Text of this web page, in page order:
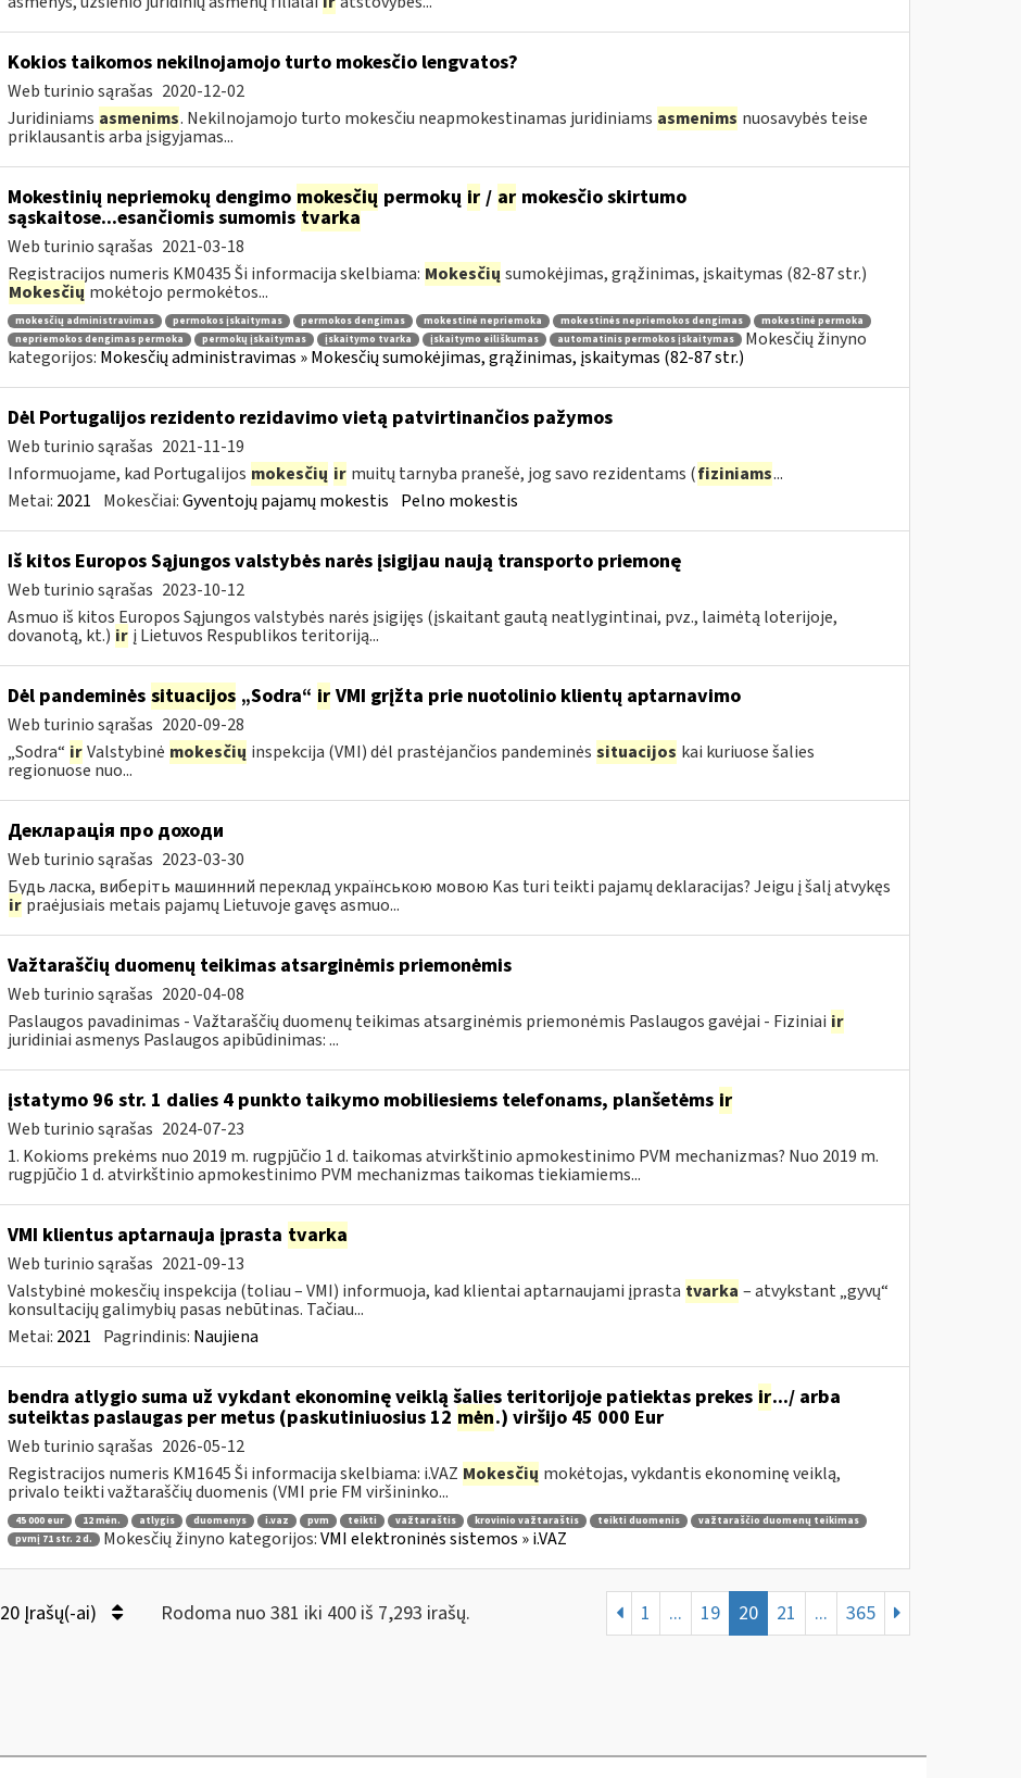
Kokios taikomos nekilnojamojo turto mokesčio lengvatos?
Web turinio sąrašas 2020-12-02
Juridiniams asmenims. Nekilnojamojo turto mokesčiu neapmokestinamas juridiniams asmenims nuosavybės teise
priklausantis arba įsigyjamas...
Mokestinių nepriemokų dengimo mokesčių permokų ir/ armokesčio skirtumo
sąskaitose...esančiomis sumomistvarka
Web turinio sąrašas 2021-03-18
Registracijos numeris KM0435 Ši informacija skelbiama: Mokesčių sumokėjimas, grąžinimas, įskaitymas (82-87 str.)
Mokesčių mokėtojo permokėtos...
mokesčių administravimas permokos įskaitymas permokos dengimas mokestinė nepriemoka mokestinės nepriemokos dengimas
mokestinė permoka
nepriemokos dengimas permoka
permokų įskaitymas įskaitymo tvarka įskaitymo eiliškumas automatinis permokos įskaitymas
Mokesčių žinyno
kategorijos: Mokesčių administravimas » Mokesčių sumokėjimas, grąžinimas, įskaitymas (82-87 str.)
Dėl Portugalijos rezidento rezidavimo vietą patvirtinančios pažymos
Web turinio sąrašas 2021-11-19
Informuojame, kad Portugalijos mokesčių ir muitų tarnyba pranešė, jog savo rezidentams (fiziniams...
Metai: 2021 Mokesčiai:Gyventojų pajamų mokestis Pelno mokestis
Iš kitos Europos Sąjungos valstybės narės įsigijau naują transporto priemonę
Web turinio sąrašas 2023-10-12
Asmuo iš kitos Europos Sąjungos valstybės narės įsigijęs (įskaitant gautą neatlygintinai, pvz., laimėtą loterijoje,
dovanotą, kt.) ir į Lietuvos Respublikos teritoriją...
Dėl pandeminės situacijos „Sodra“ irVMI grįžta prie nuotolinio klientų aptarnavimo
Web turinio sąrašas 2020-09-28
„Sodra“ ir Valstybinė mokesčių inspekcija (VMI) dėl prastėjančios pandeminės situacijos kai kuriuose šalies
regionuose nuo...
Декларація про доходи
Web turinio sąrašas 2023-03-30
Будь ласка, виберіть машинний переклад українською мовою Kas turi teikti pajamų deklaracijas? Jeigu į šalį atvykęs
ir praėjusiais metais pajamų Lietuvoje gavęs asmuo...
Važtaraščių duomenų teikimas atsarginėmis priemonėmis
Web turinio sąrašas 2020-04-08
Paslaugos pavadinimas - Važtaraščių duomenų teikimas atsarginėmis priemonėmis Paslaugos gavėjai - Fiziniai ir
juridiniai asmenys Paslaugos apibūdinimas: ...
įstatymo 96 str. 1 dalies 4 punkto taikymo mobiliesiems telefonams, planšetėms ir
Web turinio sąrašas 2024-07-23
1. Kokioms prekėms nuo 2019 m. rugpjūčio 1 d. taikomas atvirkštinio apmokestinimo PVM mechanizmas? Nuo 2019 m.
rugpjūčio 1 d. atvirkštinio apmokestinimo PVM mechanizmas taikomas tiekiamiems...
VMI klientus aptarnauja įprasta tvarka
Web turinio sąrašas 2021-09-13
Valstybinė mokesčių inspekcija (toliau – VMI) informuoja, kad klientai aptarnaujami įprasta tvarka – atvykstant „gyvų“
konsultacijų galimybių pasas nebūtinas. Tačiau...
Metai: 2021 Pagrindinis: Naujiena
bendra atlygio suma už vykdant ekonominę veiklą šalies teritorijoje patiektas prekes ir.../ arba
suteiktas paslaugas per metus (paskutiniuosius 12 mėn.) viršijo 45 000 Eur
Web turinio sąrašas 2026-05-12
Registracijos numeris KM1645 Ši informacija skelbiama: i.VAZ Mokesčių mokėtojas, vykdantis ekonominę veiklą,
privalo teikti važtaraščių duomenis (VMI prie FM viršininko...
45 000 eur 12 mėn. atlygis duomenys i.vaz pvm teikti važtaraštis krovinio važtaraštis teikti duomenis
važtaraščio duomenų teikimas
pvmį 71 str. 2 d.
Mokesčių žinyno kategorijos:VMI elektroninės sistemos » i.VAZ
20 Įrašų(-ai) Rodoma nuo 381 iki 400 iš 7,293 irašų. 1 ... 19 20 21 ... 365